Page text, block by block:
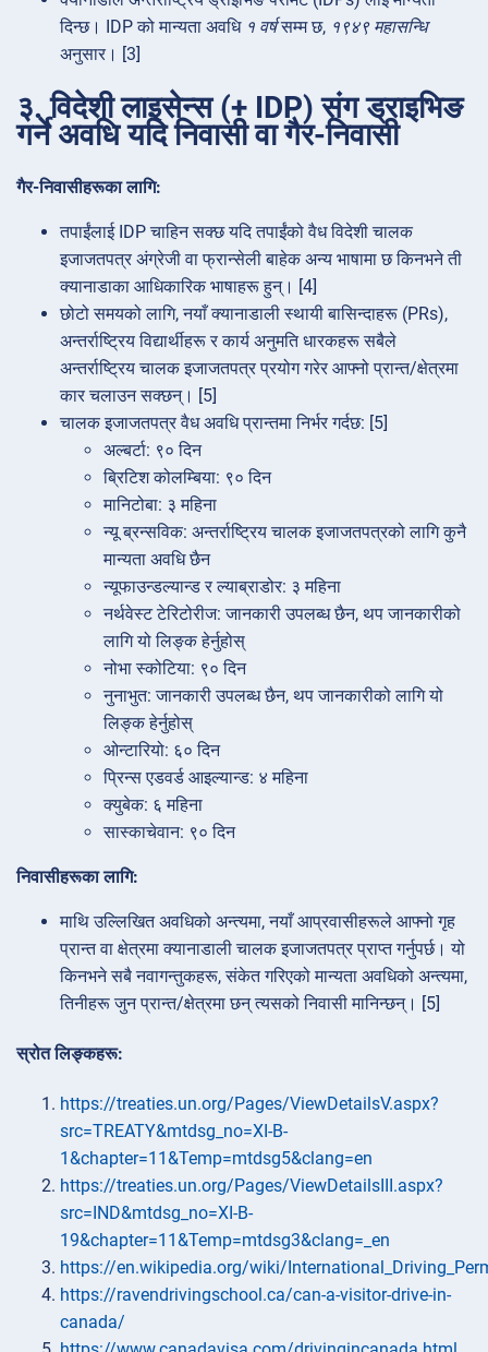
दिन्छ। IDP को मान्यता अवधि १ वर्षसम्म छ, १९४९ महासन्धि
अनुसार। [3]
३. विदेशी लाइसेन्स (+ IDP) संग ड्राइभिङ
गर्ने अवधि यदि निवासी वा गैर-निवासी
गैर-निवासीहरूका लागि:
तपाईंलाई IDP चाहिन सक्छ यदि तपाईंको वैध विदेशी चालक
इजाजतपत्र अंग्रेजी वा फ्रान्सेली बाहेक अन्य भाषामा छ किनभने ती
क्यानाडाका आधिकारिक भाषाहरू हुन्। [4]
छोटो समयको लागि, नयाँ क्यानाडाली स्थायी बासिन्दाहरू (PRs),
अन्तर्राष्ट्रिय विद्यार्थीहरू र कार्य अनुमति धारकहरू सबैले
अन्तर्राष्ट्रिय चालक इजाजतपत्र प्रयोग गरेर आफ्नो प्रान्त/क्षेत्रमा
कार चलाउन सक्छन्। [5]
चालक इजाजतपत्र वैध अवधि प्रान्तमा निर्भर गर्दछ: [5]
अल्बर्टा: ९० दिन
ब्रिटिश कोलम्बिया: ९० दिन
मानिटोबा: ३ महिना
न्यू ब्रन्सविक: अन्तर्राष्ट्रिय चालक इजाजतपत्रको लागि कुनै
मान्यता अवधि छैन
न्यूफाउन्डल्यान्ड र ल्याब्राडोर: ३ महिना
नर्थवेस्ट टेरिटोरीज: जानकारी उपलब्ध छैन, थप जानकारीको
लागि यो लिङ्क हेर्नुहोस्
नोभा स्कोटिया: ९० दिन
नुनाभुत: जानकारी उपलब्ध छैन, थप जानकारीको लागि यो
लिङ्क हेर्नुहोस्
ओन्टारियो: ६० दिन
प्रिन्स एडवर्ड आइल्यान्ड: ४ महिना
क्युबेक: ६ महिना
सास्काचेवान: ९० दिन
निवासीहरूका लागि:
माथि उल्लिखित अवधिको अन्त्यमा, नयाँ आप्रवासीहरूले आफ्नो गृह
प्रान्त वा क्षेत्रमा क्यानाडाली चालक इजाजतपत्र प्राप्त गर्नुपर्छ। यो
किनभने सबै नवागन्तुकहरू, संकेत गरिएको मान्यता अवधिको अन्त्यमा,
तिनीहरू जुन प्रान्त/क्षेत्रमा छन् त्यसको निवासी मानिन्छन्। [5]
स्रोत लिङ्कहरू:
https://treaties.un.org/Pages/ViewDetailsV.aspx?
src=TREATY&mtdsg_no=XI-B-
1&chapter=11&Temp=mtdsg5&clang=en
https://treaties.un.org/Pages/ViewDetailsIII.aspx?
src=IND&mtdsg_no=XI-B-
19&chapter=11&Temp=mtdsg3&clang=_en
https://en.wikipedia.org/wiki/
https://ravendrivingschool.ca/can-a-visitor-drive-in-
canada/